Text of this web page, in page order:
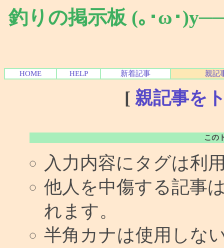
釣りの掲示板 (｡･ω･
HOME HELP 新着記事 親記
[ 親記事を
この
入力内容にタグは利
他人を中傷する記事
れます。
半角カナは使用しな